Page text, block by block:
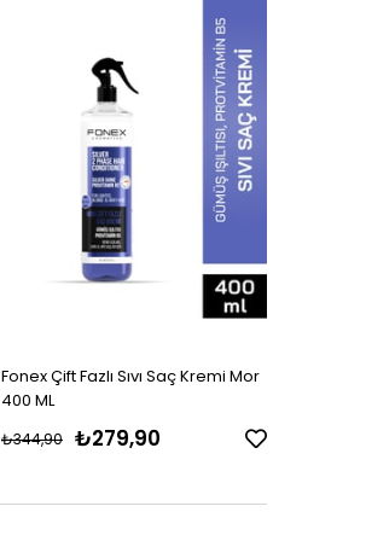
Fonex Çift Fazlı Sıvı Saç Kremi Mor
400 ML
₺279,90
₺344,90